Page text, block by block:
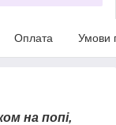
Оплата Умови
на попі,